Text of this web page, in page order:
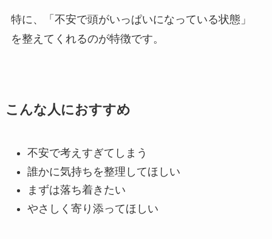
特に、「不安で頭がいっぱいになっている状態」
を整えてくれるのが特徴です。
こんな人におすすめ
不安で考えすぎてしまう
誰かに気持ちを整理してほしい
まずは落ち着きたい
やさしく寄り添ってほしい